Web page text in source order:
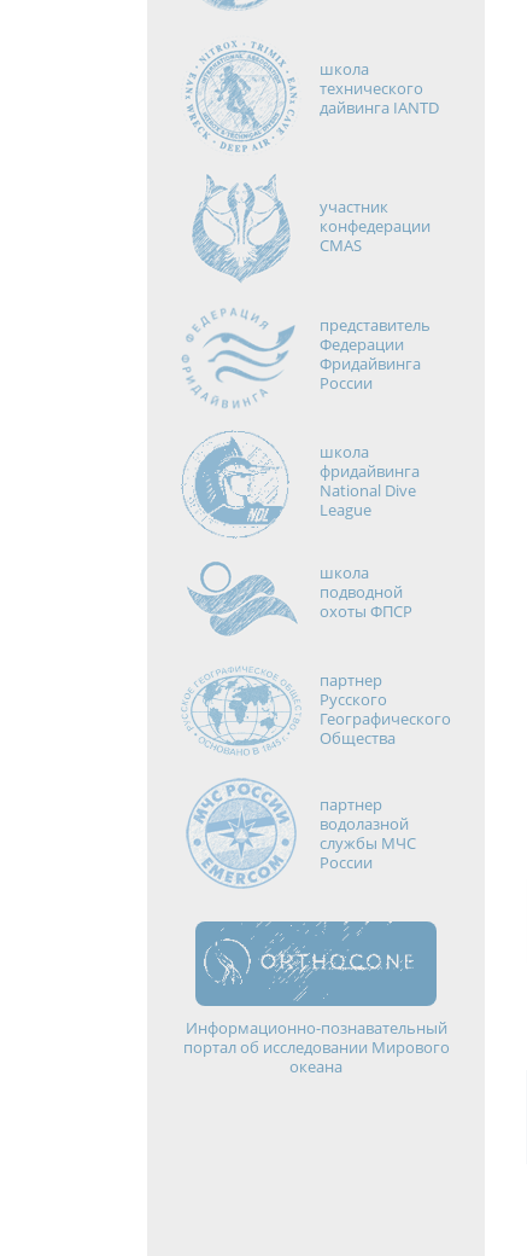
школа
технического
дайвинга IANTD
участник
конфедерации
CMAS
представитель
Федерации
Фридайвинга
России
школа
фридайвинга
National Dive
League
школа
подводной
охоты ФПСР
партнер
Русского
Географического
Общества
партнер
водолазной
службы МЧС
России
Информационно-познавательный
портал об исследовании Мирового
океана